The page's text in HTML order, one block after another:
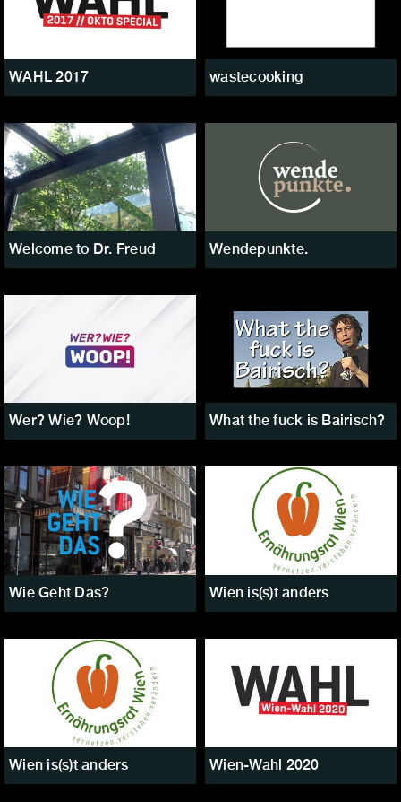
WAHL 2017 wastecooking
Welcome to Dr. Freud Wendepunkte.
Wer? Wie? Woop! What the fuck is Bairisch?
Wie Geht Das? Wien is(s)t anders
Wien is(s)t anders Wien-Wahl 2020